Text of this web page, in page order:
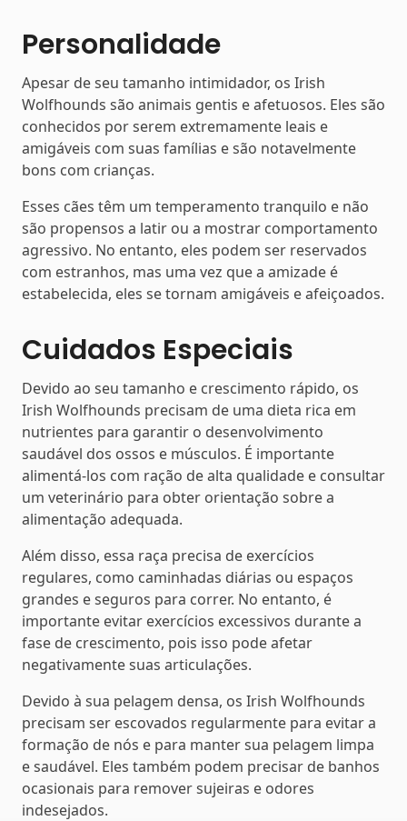
Personalidade
Apesar de seu tamanho intimidador, os Irish
Wolfhounds são animais gentis e afetuosos. Eles são
conhecidos por serem extremamente leais e
amigáveis ​​com suas famílias e são notavelmente
bons com crianças.
Esses cães têm um temperamento tranquilo e não
são propensos a latir ou a mostrar comportamento
agressivo. No entanto, eles podem ser reservados
com estranhos, mas uma vez que a amizade é
estabelecida, eles se tornam amigáveis ​​e afeiçoados.
Cuidados Especiais
Devido ao seu tamanho e crescimento rápido, os
Irish Wolfhounds precisam de uma dieta rica em
nutrientes para garantir o desenvolvimento
saudável dos ossos e músculos. É importante
alimentá-los com ração de alta qualidade e consultar
um veterinário para obter orientação sobre a
alimentação adequada.
Além disso, essa raça precisa de exercícios
regulares, como caminhadas diárias ou espaços
grandes e seguros para correr. No entanto, é
importante evitar exercícios excessivos durante a
fase de crescimento, pois isso pode afetar
negativamente suas articulações.
Devido à sua pelagem densa, os Irish Wolfhounds
precisam ser escovados regularmente para evitar a
formação de nós e para manter sua pelagem limpa
e saudável. Eles também podem precisar de banhos
ocasionais para remover sujeiras e odores
indesejados.